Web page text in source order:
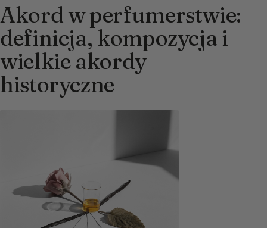
Akord w perfumerstwie:
definicja, kompozycja i
wielkie akordy
historyczne